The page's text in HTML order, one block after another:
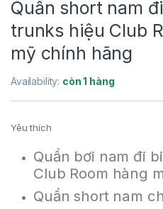
Quần short nam
trunks hiệu Club
mỹ chính hãng
Availability: còn 1 hàng
Yêu thích
Quần bơi nam đi
Club Room hàng
Quần short nam